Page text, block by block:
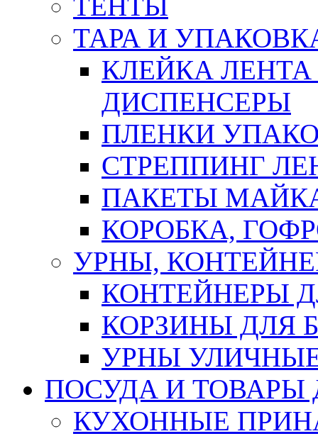
ТЕНТЫ
ТАРА И
КЛЕЙКА
ДИСПЕНСЕРЫ
ПЛЕНКИ
СТРЕППИНГ
ПАКЕТЫ
КОРОБКА,
УРНЫ,
КОНТЕЙНЕРЫ
КОРЗИНЫ ДЛЯ
УРНЫ
ПОСУДА И ТОВАРЫ
КУХОННЫЕ